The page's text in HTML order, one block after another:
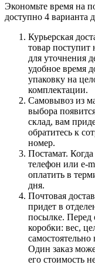
Экономьте время на
доступно 4 варианта
Курьерская
товар поступит
для уточнения
удобное время
упаковку на
комплектации.
Самовывоз из
выбора
склад, вам
обратитесь к
номер.
Постамат.
телефон или e-
оплатить в
дня.
Почтовая
придет в
посылке. Перед
коробки: вес,
Один заказ
его стоимость